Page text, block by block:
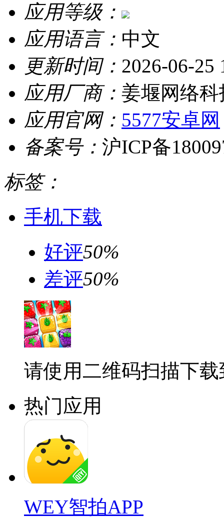
应用等级：
应用语言： 中文
更新时间： 2026-06-25
应用厂商： 姜堰网络
应用官网： 5577安卓网
备案号： 沪ICP备
标签：
手机下载
好评50%
差评50%
请使用二维码扫描下
热门应用
WEY智拍APP